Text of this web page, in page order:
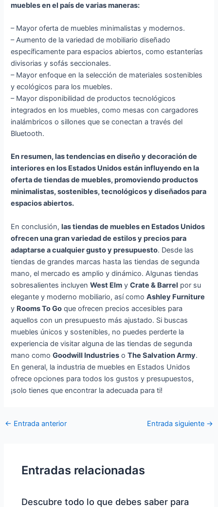
muebles en el país de varias maneras:
– Mayor oferta de muebles minimalistas y modernos.
– Aumento de la variedad de mobiliario diseñado
específicamente para espacios abiertos, como estanterías
divisorias y sofás seccionales.
– Mayor enfoque en la selección de materiales sostenibles
y ecológicos para los muebles.
– Mayor disponibilidad de productos tecnológicos
integrados en los muebles, como mesas con cargadores
inalámbricos o sillones que se conectan a través del
Bluetooth.
En resumen, las tendencias en diseño y decoración de
interiores en los Estados Unidos están influyendo en la
oferta de tiendas de muebles, promoviendo productos
minimalistas, sostenibles, tecnológicos y diseñados para
espacios abiertos.
En conclusión,las tiendas de muebles en Estados Unidos
ofrecen una gran variedad de estilos y precios para
adaptarse a cualquier gusto y presupuesto. Desde las
tiendas de grandes marcas hasta las tiendas de segunda
mano, el mercado es amplio y dinámico. Algunas tiendas
sobresalientes incluyenWest Elm yCrate & Barrel por su
elegante y moderno mobiliario, así comoAshley Furniture
y Rooms To Go que ofrecen precios accesibles para
aquellos con un presupuesto más ajustado. Si buscas
muebles únicos y sostenibles, no puedes perderte la
experiencia de visitar alguna de las tiendas de segunda
mano comoGoodwill Industries oThe Salvation Army.
En general, la industria de muebles en Estados Unidos
ofrece opciones para todos los gustos y presupuestos,
¡solo tienes que encontrar la adecuada para ti!
Navegación
← Entrada anterior Entrada siguiente →
Entradas relacionadas
Descubre todo lo que debes saber para